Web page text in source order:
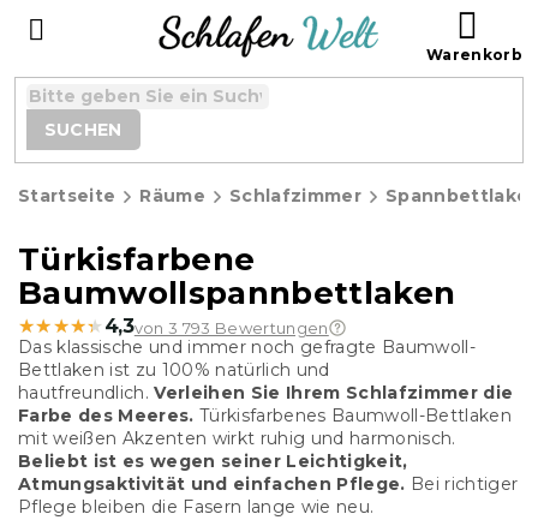
SUCHEN
Startseite Räume Schlafzimmer
Türkisfarbene
Baumwollspannbettlaken
★★★★★
★★★★★ 4,3von 3 793 Bewertungen
Das klassische und immer noch gefragte Baumwoll -
Bettlaken ist zu 100% natürlich und
hautfreundlich.Verleihen Sie Ihrem Schlafzimmer die
Farbe des Meeres. Türkisfarbenes Baumwoll -Bettlaken
mit weißen Akzenten wirkt ruhig und harmonisch.
Beliebt ist es wegen seiner Leichtigkeit,
Atmungsaktivität und einfachen Pflege. Bei richtiger
Pflege bleiben die Fasern lange wie neu.